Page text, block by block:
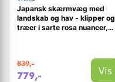
Japansk skærmvæg med
landskab og hav - klipper og
træer i sarte rosa nuancer,
839,-
779,- Vis